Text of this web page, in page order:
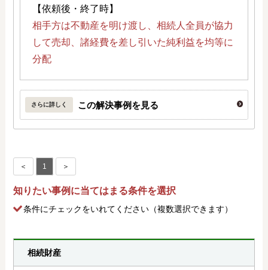
【依頼後・終了時】
相手方は不動産を明け渡し、相続人全員が協力
して売却、諸経費を差し引いた純利益を均等に
分配
さらに詳しく この解決事例を見る
＜ 1 ＞
知りたい事例に当てはまる条件を選択
条件にチェックをいれてください（複数選択できます）
相続財産